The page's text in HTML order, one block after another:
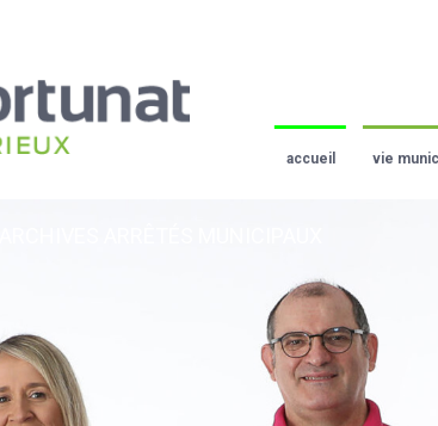
accueil vie